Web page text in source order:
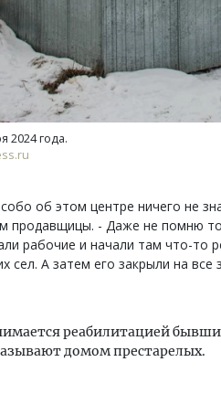
2024 года.
об этом центре ничего не
продавщицы. - Даже не помню
рабочие и начали там что-то
сел. А затем его закрыли на
реабилитацией
домом престарелых.